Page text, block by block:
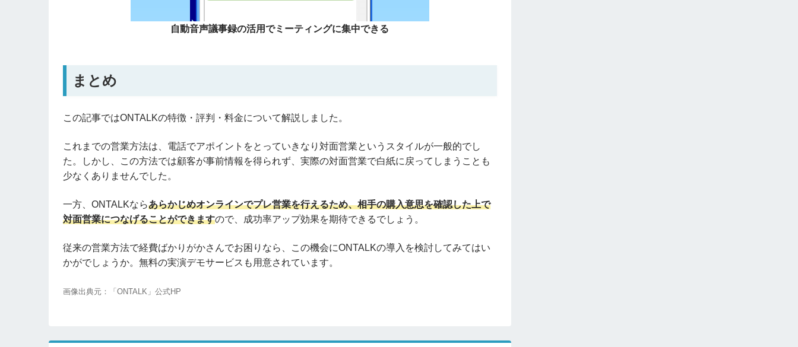
自動音声議事録の活用でミーティングに集中できる
まとめ
この記事ではONTALKの特徴・評判・料金について解説しました。
これまでの営業方法は、電話でアポイントをとっていきなり対面営業というスタイルが一般的でし
た。しかし、この方法では顧客が事前情報を得られず、実際の対面営業で白紙に戻ってしまうことも
少なくありませんでした。
一方、ONTALKならあらかじめオンラインでプレ営業を行えるため、相手の購入意思を確認した上で
対面営業につなげることができますので、成功率アップ効果を期待できるでしょう。
従来の営業方法で経費ばかりがかさんでお困りなら、この機会にONTALKの導入を検討してみてはい
かがでしょうか。無料の実演デモサービスも用意されています。
画像出典元：「ONTALK」公式HP